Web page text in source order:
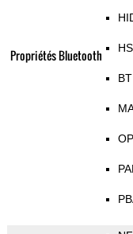
Propriétés Bluetooth